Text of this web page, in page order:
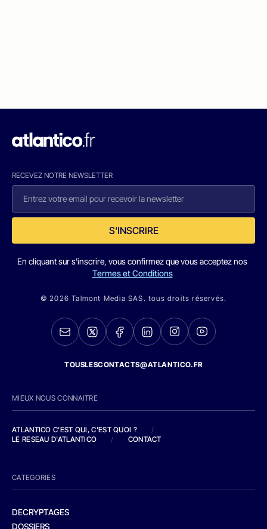
RECEVEZ NOTRE NEWSLETTER
S'INSCRIRE
En cliquant sur s'inscrire, vous confirmez que vous acceptez nos
Termes et Conditions
© 2026 Talmont Media SAS. tous droits réservés.
TOUSLESCONTACTS@ATLANTICO.FR
MIEUX NOUS CONNAITRE
ATLANTICO C'EST QUI, C'EST QUOI ?
/
LE RESEAU D'ATLANTICO
/ CONTACT
CATEGORIES
DECRYPTAGES
DOSSIERS